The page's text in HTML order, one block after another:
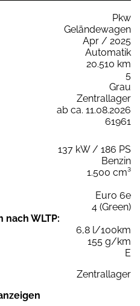
Pkw
Geländewagen
Apr / 2025
Automatik
20.510 km
5
Grau
Zentrallager
ab ca. 11.08.2026
61961
137 kW / 186 PS
Benzin
1.500 cm³
Euro 6e
4 (Green)
nach WLTP:
6,8 l/100km
155 g/km
E
Zentrallager